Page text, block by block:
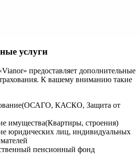
услуги
предоставляет дополнительные
К вашему вниманию такие
КАСКО, Защита от
имущества(Квартиры, строения)
юридических лиц, индивидуальных
пенсионный фонд